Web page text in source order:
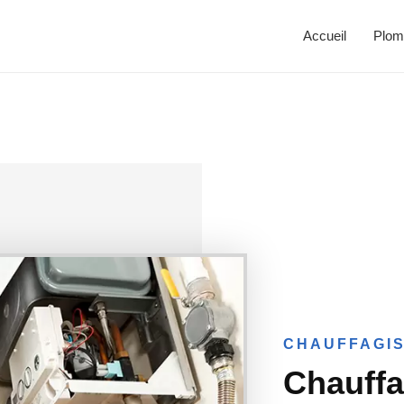
Accueil